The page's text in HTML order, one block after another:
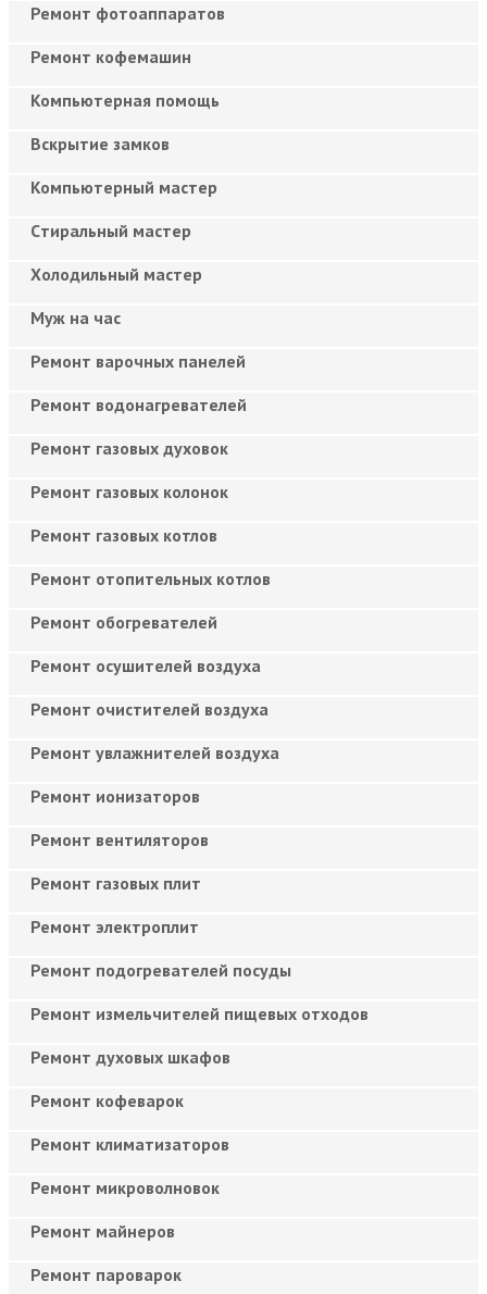
Ремонт фотоаппаратов
Ремонт кофемашин
Компьютерная помощь
Вскрытие замков
Компьютерный мастер
Cтиральный мастер
Холодильный мастер
Муж на час
Ремонт варочных панелей
Ремонт водонагревателей
Ремонт газовых духовок
Ремонт газовых колонок
Ремонт газовых котлов
Ремонт отопительных котлов
Ремонт обогревателей
Ремонт осушителей воздуха
Ремонт очистителей воздуха
Ремонт увлажнителей воздуха
Ремонт ионизаторов
Ремонт вентиляторов
Ремонт газовых плит
Ремонт электроплит
Ремонт подогревателей посуды
Ремонт измельчителей пищевых отходов
Ремонт духовых шкафов
Ремонт кофеварок
Ремонт климатизаторов
Ремонт микроволновок
Ремонт майнеров
Ремонт пароварок